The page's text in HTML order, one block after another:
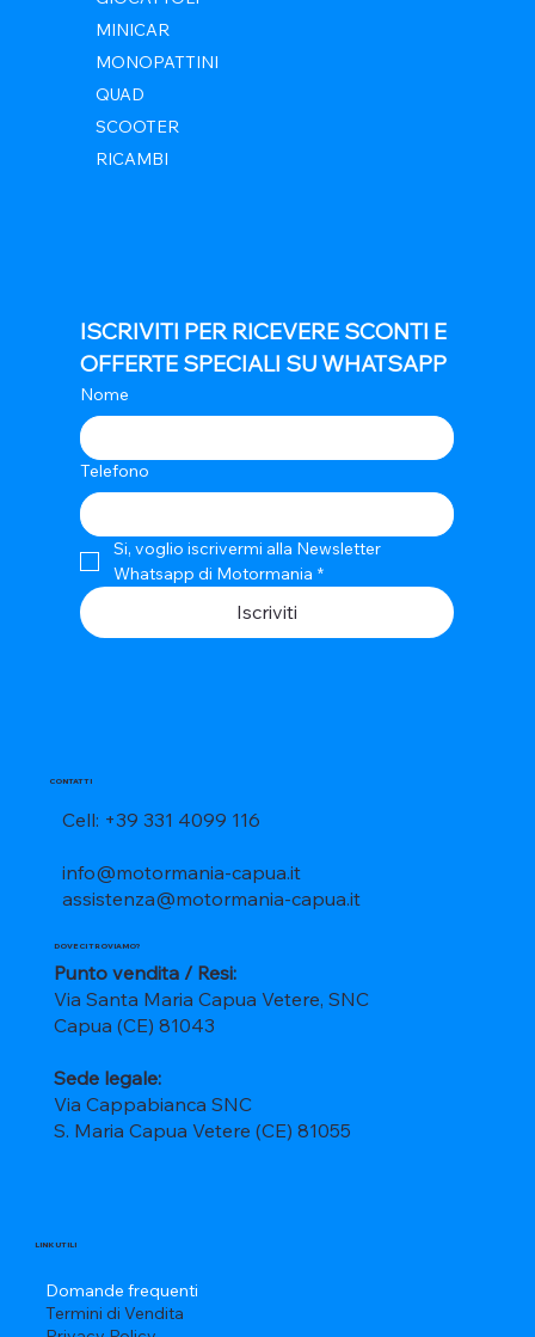
MINICAR
MONOPATTINI
QUAD
SCOOTER
RICAMBI
CONTATTI
Cell: +39 331 4099 116
info@motormania-capua.it
assistenza@motormania-capua.it
DOVE CI TROVIAMO?
Punto vendita / Resi:
Via Santa Maria Capua Vetere, SNC
Capua (CE) 81043
Sede legale:
Via Cappabianca SNC
S. Maria Capua Vetere (CE) 81055
LINK UTILI
Domande frequenti
Termini di Vendita
ISCRIVITI PER RICEVERE SCONTI E
OFFERTE SPECIALI SU WHATSAPP
Nome
Telefono
Si, voglio iscrivermi alla Newsletter
Whatsapp di Motormania *
Iscriviti